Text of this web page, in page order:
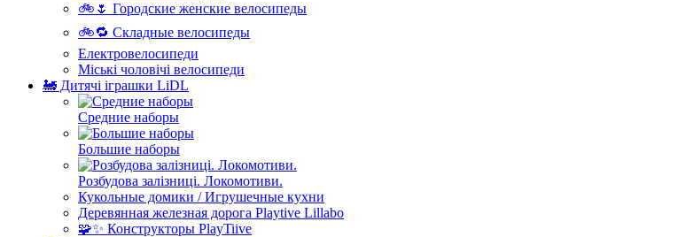
🚲🌷 Городские женские велосипеды
🚲🔁 Складные велосипеды
Електровелосипеди
Міські чоловічі велосипеди
🚂 Дитячі іграшки LiDL
Средние наборы
Большие наборы
Розбудова залізниці. Локомотиви.
Кукольные домики / Игрушечные кухни
Деревянная железная дорога Playtive Lillabo
🧩✨ Конструкторы PlayTiive